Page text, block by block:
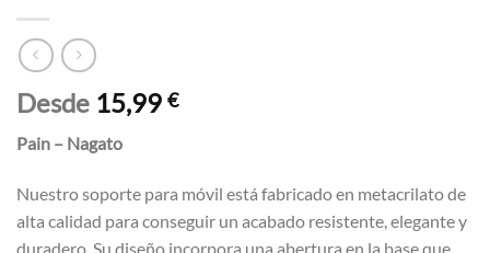
Desde 15,99 €
Pain – Nagato
Nuestro soporte para móvil está fabricado en metacrilato de
alta calidad para conseguir un acabado resistente, elegante y
duradero. Su diseño incorpora una abertura en la base que